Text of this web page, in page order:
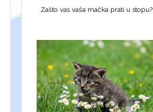
Zašto vas vaša mačka prati u stopu?